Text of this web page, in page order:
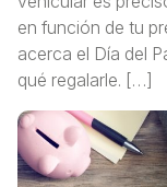
en función de tu
acerca el Día del
qué regalarle. […]